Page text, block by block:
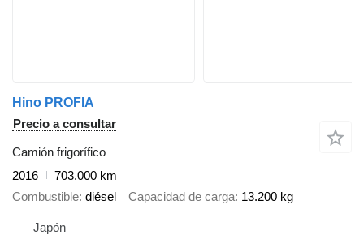
Hino PROFIA
Precio a consultar
Camión frigorífico
2016
703.000 km
Combustible diésel Capacidad de carga 13.200 kg
Japón